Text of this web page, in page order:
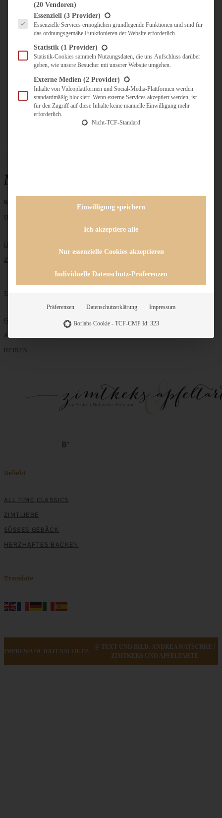
UNTERWEGS
KULINARISCH UNTERWEGS
ÜBER MICH
ZUSAMMENARBEIT
Mandeltarte
Keine Beiträge gefunden
Unternehmen
ÜBER MICH
ZUSAMMENARBEIT
Entdecken
GRUNDLAGEN
ALLE REZEPTE
REISEN
Beliebt
ALL TIME CLASSICS
ZIMTLIEBE
SÜSSES GEBÄCK
HERZHAFTES BACKEN
Translate
IMPRESSUM DATENSCHUTZ
@ TEXT UND BILD: ANDREA NATSCHKE |
ZIMTKEKS UND APFELTARTE
(20 Vendoren)
Es folgt eine Liste der Service-Gruppen, für die eine Einwilligung erteilt werden
Essenziell (3 Provider)
Essenzielle Services ermöglichen grundlegende Funktionen und sind für
das ordnungsgemäße Funktionieren der Website erforderlich.
Statistik (1 Provider)
Statistik-Cookies sammeln Nutzungsdaten, die uns Aufschluss darüber
geben, wie unsere Besucher mit unserer Website umgehen.
Externe Medien (2 Provider)
Inhalte von Videoplattformen und Social-Media-Plattformen werden
standardmäßig blockiert. Wenn externe Services akzeptiert werden, ist
für den Zugriff auf diese Inhalte keine manuelle Einwilligung mehr
erforderlich.
Nicht-TCF-Standard
Einwilligung speichern
Ich akzeptiere alle
Nur essenzielle Cookies akzeptieren
Individuelle Datenschutz-Präferenzen
Präferenzen Datenschutzerklärung Impressum
Borlabs Cookie - TCF-CMP Id: 323